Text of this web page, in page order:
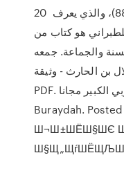
محمد بن عمر البلخي (787 - 886)، والذي يعرف 20
الكبير للطبراني هو كتاب من
والجماعة. جمعه
بن الحارث - وثيقة
PDF. تحميل كتاب مجربات الديربي الكبير مجانا pdf
Buraydah.
Ш¬Ш±ШЁШ§ШЄ